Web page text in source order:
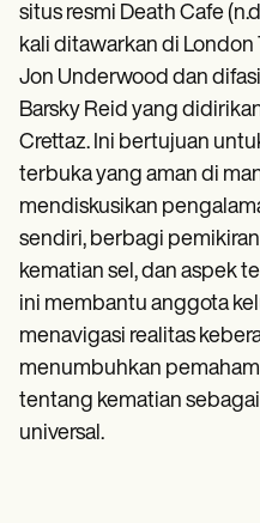
situs resmi Death Cafe
kali ditawarkan di London
Jon Underwood dan
Barsky Reid yang
Crettaz. Ini bertujuan
terbuka yang aman di
mendiskusikan
sendiri, berbagi
kematian sel, dan aspek
ini membantu anggota
menavigasi realitas
menumbuhkan
tentang kematian
universal.